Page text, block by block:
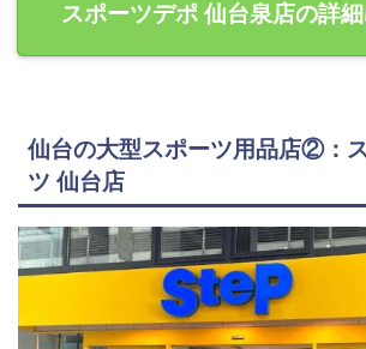
スポーツデポ 仙台泉店の詳細
仙台の大型スポーツ用品店②：
ツ 仙台店